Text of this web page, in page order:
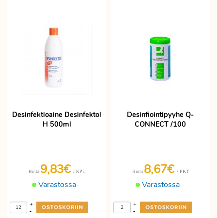
Desinfektioaine Desinfektol
H 500ml
Varastossa
Hinta 9,83€ / KPL
-
+
Desinfiointipyyhe Q-
CONNECT /100
Varastossa
Hinta 8,67€ / PKT
-
+